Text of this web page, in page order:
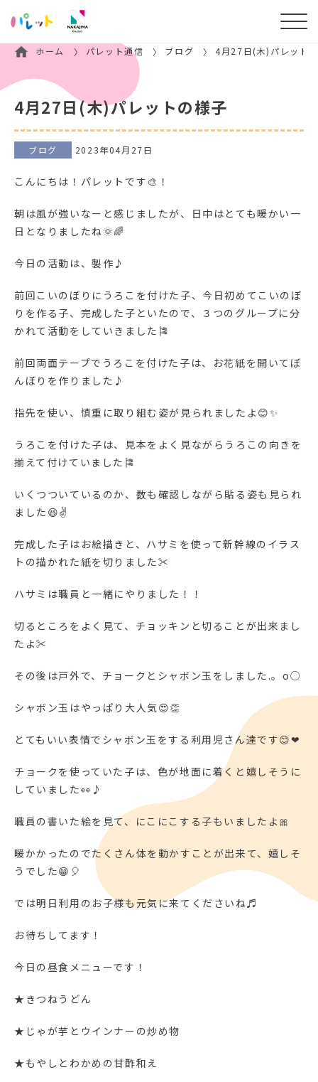
ホーム パレット通信 ブログ 4月27日(木)パレット
4月27日(木)パレットの様子
ブログ 2023年04月27日
こんにちは！パレットです🎨！
朝は風が強いなーと感じましたが、日中はとても暖かい一
日となりましたね🌞🌈
今日の活動は、製作♪
前回こいのぼりにうろこを付けた子、今日初めてこいのぼ
りを作る子、完成した子といたので、３つのグループに分
かれて活動をしていきました🎏
前回両面テープでうろこを付けた子は、お花紙を開いてぼ
んぼりを作りました♪
指先を使い、慎重に取り組む姿が見られましたよ😊✨
うろこを付けた子は、見本をよく見ながらうろこの向きを
揃えて付けていました🎏
いくつついているのか、数も確認しながら貼る姿も見られ
ました😆✌
完成した子はお絵描きと、ハサミを使って新幹線のイラス
トの描かれた紙を切りました✂
ハサミは職員と一緒にやりました！！
切るところをよく見て、チョッキンと切ることが出来まし
たよ✂
その後は戸外で、チョークとシャボン玉をしました.。o○
シャボン玉はやっぱり大人気😍👏
とてもいい表情でシャボン玉をする利用児さん達です😊❤
チョークを使っていた子は、色が地面に着くと嬉しそうに
していました👀♪
職員の書いた絵を見て、にこにこする子もいましたよ🎀
暖かかったのでたくさん体を動かすことが出来て、嬉しそ
うでした😁🎈
では明日利用のお子様も元気に来てくださいね♬
お待ちしてます！
今日の昼食メニューです！
★きつねうどん
★じゃが芋とウインナーの炒め物
★もやしとわかめの甘酢和え